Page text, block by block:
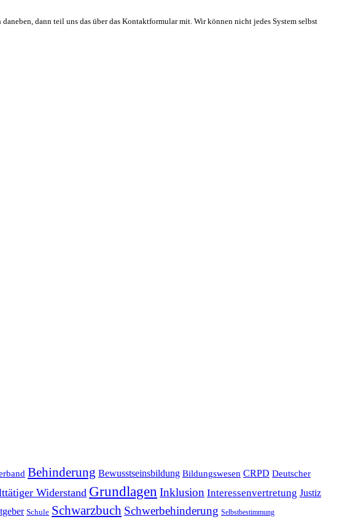
dann teil uns das über das Kontaktformular mit. Wir können nicht jedes System selbst
Behinderung Bewusstseinsbildung Bildungswesen CRPD Deutscher
Widerstand Grundlagen Inklusion Interessenvertretung Justiz
Schule Schwarzbuch Schwerbehinderung Selbstbestimmung